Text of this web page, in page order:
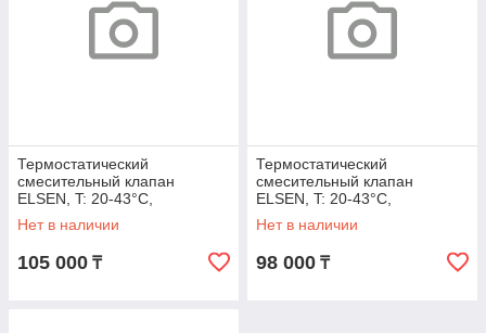
Термостатический
смесительный клапан
ELSEN, T: 20-43°C,
подключение G 1/2 НН, Kvs
1,2
Нет в наличии
105 000 ₸
Термостатический
смесительный клапан
ELSEN, T: 20-43°C,
подключение G 3/4 НН, Kvs
1,5
Нет в наличии
98 000 ₸